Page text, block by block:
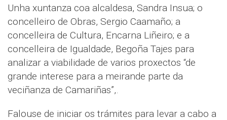
Unha xuntanza coa alcaldesa, Sandra Insua; o
concelleiro de Obras, Sergio Caamaño; a
concelleira de Cultura, Encarna Liñeiro; e a
concelleira de Igualdade, Begoña Tajes para
analizar a viabilidade de varios proxectos “de
grande interese para a meirande parte da
veciñanza de Camariñas”,.
Falouse de iniciar os trámites para levar a cabo a